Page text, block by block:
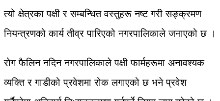
त्यो क्षेत्रका पक्षी र सम्बन्धित वस्तुहरू नष्ट गरी सङ्क्रमण
नियन्त्रणको कार्य तीव्र पारिएको नगरपालिकाले जनाएको छ ।
रोग फैलिन नदिन नगरपालिकाले पक्षी फार्महरूमा अनावश्यक
व्यक्ति र गाडीको प्रवेशमा रोक लगाएको छ भने प्रवेश